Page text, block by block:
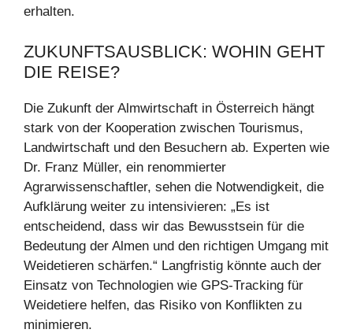
erhalten.
ZUKUNFTSAUSBLICK: WOHIN GEHT
DIE REISE?
Die Zukunft der Almwirtschaft in Österreich hängt
stark von der Kooperation zwischen Tourismus,
Landwirtschaft und den Besuchern ab. Experten wie
Dr. Franz Müller, ein renommierter
Agrarwissenschaftler, sehen die Notwendigkeit, die
Aufklärung weiter zu intensivieren: „Es ist
entscheidend, dass wir das Bewusstsein für die
Bedeutung der Almen und den richtigen Umgang mit
Weidetieren schärfen.“ Langfristig könnte auch der
Einsatz von Technologien wie GPS-Tracking für
Weidetiere helfen, das Risiko von Konflikten zu
minimieren.